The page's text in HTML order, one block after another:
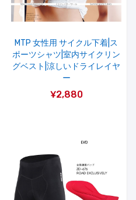
MTP 女性用 サイクル下着|ス
ポーツシャツ|室内サイクリン
グベスト|涼しいドライレイヤ
ー
¥2,880